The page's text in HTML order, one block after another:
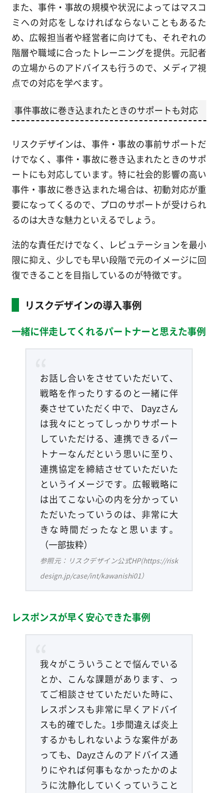
また、事件・事故の規模や状況によってはマスコ
ミへの対応をしなければならないこともあるた
め、広報担当者や経営者に向けても、それぞれの
階層や職域に合ったトレーニングを提供。元記者
の立場からのアドバイスも行うので、メディア視
点での対応を学べます。
事件事故に巻き込まれたときのサポートも対応
リスクデザインは、事件・事故の事前サポートだ
けでなく、事件・事故に巻き込まれたときのサポ
ートにも対応しています。特に社会的影響の高い
事件・事故に巻き込まれた場合は、初動対応が重
要になってくるので、プロのサポートが受けられ
るのは大きな魅力といえるでしょう。
法的な責任だけでなく、レピュテーションを最小
限に抑え、少しでも早い段階で元のイメージに回
復できることを目指しているのが特徴です。
リスクデザインの導入事例
一緒に伴走してくれるパートナーと思えた事例
お話し合いをさせていただいて、
戦略を作ったりするのと一緒に伴
奏させていただく中で、 Dayzさん
は我々にとってしっかりサポート
していただける、連携できるパー
トナーなんだという思いに至り、
連携協定を締結させていただいた
というイメージです。広報戦略に
は出てこない心の内を分かってい
ただいたっていうのは、非常に大
きな時間だったなと思います。
（一部抜粋）
参照元：リスクデザイン公式HP(https://risk
design.jp/case/int/kawanishi01）
レスポンスが早く安心できた事例
我々がこういうことで悩んでいる
とか、こんな課題があります、っ
てご相談させていただいた時に、
レスポンスも非常に早くアドバイ
スも的確でした。1歩間違えば炎上
するかもしれないような案件があ
っても、Dayzさんのアドバイス通
りにやれば何事もなかったかのよ
うに沈静化していくっていうこと